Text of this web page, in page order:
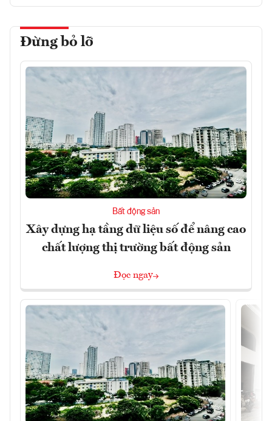
Đừng bỏ lỡ
Bất động sản
Xây dựng hạ tầng dữ liệu số để nâng cao
chất lượng thị trường bất động sản
Đọc ngay